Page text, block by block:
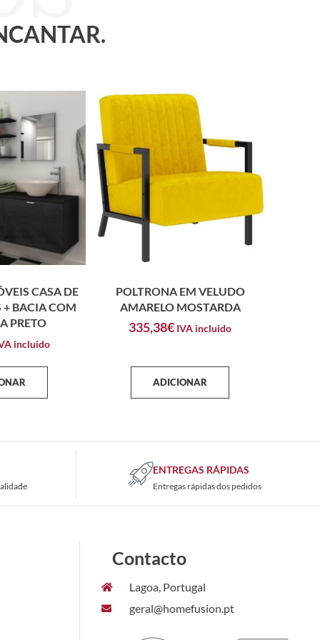
CASA DE
+ BACIA COM
PRETO
incluido
POLTRONA EM VELUDO
AMARELO MOSTARDA
335,38€ IVA incluido
ADICIONAR
ENTREGAS RÁPIDAS
Entregas rápidas dos pedidos
Contacto
Lagoa, Portugal
geral@homefusion.pt